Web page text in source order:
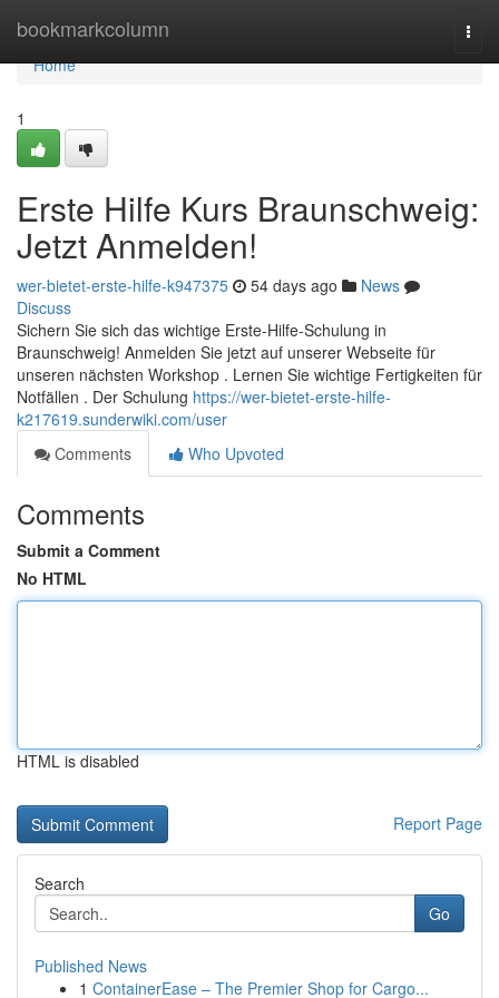
bookmarkcolumn
Home
Home
1
Erste Hilfe Kurs Braunschweig:
Jetzt Anmelden!
wer-bietet-erste-hilfe-k947375 54 days ago
News
Discuss
Sichern Sie sich das wichtige Erste-Hilfe-Schulung in
Braunschweig! Anmelden Sie jetzt auf unserer Webseite für
unseren nächsten Workshop . Lernen Sie wichtige Fertigkeiten für
Notfällen . Der Schulung https://wer-bietet-erste-hilfe-
k217619.sunderwiki.com/user
Comments
Who Upvoted
Comments
Submit a Comment
No HTML
HTML is disabled
Report Page
Search
Go
Published News
1 ContainerEase – The Premier Shop for Cargo...